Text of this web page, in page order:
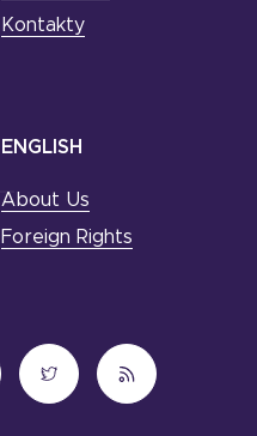
Kontakty
ENGLISH
About Us
Foreign Rights